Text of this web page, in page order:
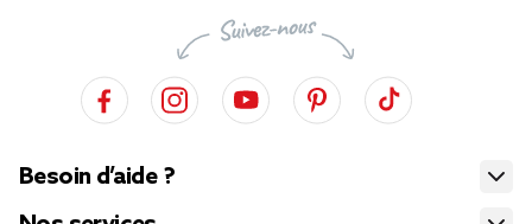
Besoin d’aide ?